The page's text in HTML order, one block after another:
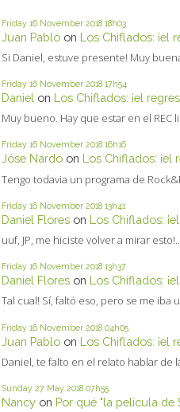
Friday 16 November 2018 18h03
Juan Pablo on Los Chiflados: ¡el
Si Daniel, estuve presente! Muy
Friday 16 November 2018 17h54
Daniel on Los Chiflados: ¡el
Muy bueno. Hay que estar en el REC
Friday 16 November 2018 16h16
Jóse Nardo on Los Chiflados: ¡el
Tengo todavia un programa de
Friday 16 November 2018 13h41
Daniel Flores on Los Chiflados:
uuf, JP, me hiciste volver a mirar
Friday 16 November 2018 13h37
Daniel Flores on Los Chiflados:
Tal cual! Sí, faltó eso, pero se me iba
Friday 16 November 2018 04h05
Juan Pablo on Los Chiflados: ¡el
Daniel, te falto en el relato hablar de
Sunday 27 May 2018 07h55
Nancy on Por qué "la película de